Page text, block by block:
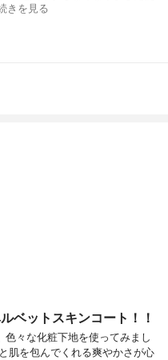
きを見る
ベットスキンコート！！
々な化粧下地を使ってみまし
肌を包んでくれる爽やかさが心